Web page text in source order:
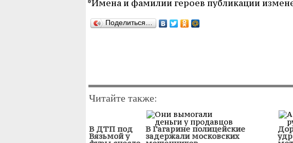
*Имена и фамилии героев публикации
Поделиться…
Читайте также:
В ДТП под
Вязьмой у
В Гагарине полицейские
задержали московских